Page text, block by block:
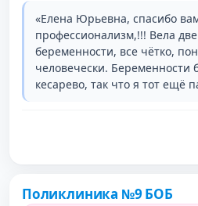
«Елена Юрьевна, спасибо
профессионализм,!!! Вела
беременности, все чётко,
человечески. Беременности
кесарево, так что я тот ещё
Поликлиника №9 БОБ